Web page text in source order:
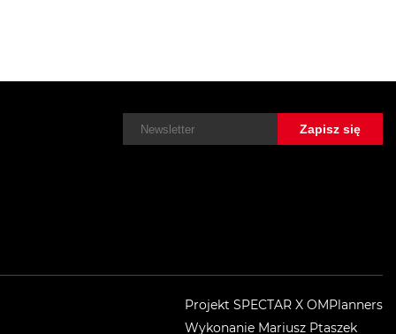
Projekt SPECTAR X OMPlanners
Wykonanie Mariusz Ptaszek